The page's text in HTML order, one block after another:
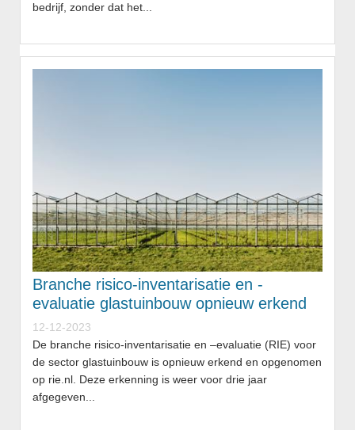
bedrijf, zonder dat het...
Branche risico-inventarisatie en -
evaluatie glastuinbouw opnieuw erkend
12-12-2023
De branche risico-inventarisatie en –evaluatie (RIE) voor
de sector glastuinbouw is opnieuw erkend en opgenomen
op rie.nl. Deze erkenning is weer voor drie jaar
afgegeven...